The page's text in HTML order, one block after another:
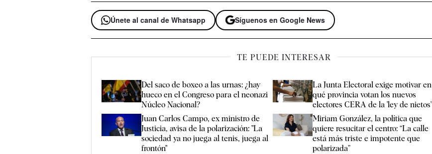
Únete al canal de Whatsapp Síguenos en Google News
TE PUEDE INTERESAR
Del saco de boxeo a las urnas: ¿hay
hueco en el Congreso para el neonazi
Núcleo Nacional?
La Junta Electoral exige motivar en
qué provincia votan los nuevos
electores CERA de la 'ley de nietos'
Juan Carlos Campo, ex ministro de
Justicia, avisa de la polarización: "La
sociedad ya no juega al tenis, juega al
frontón"
Miriam González, la política que
quiere resucitar el centro: “La calle
está más triste e impotente que
polarizada”